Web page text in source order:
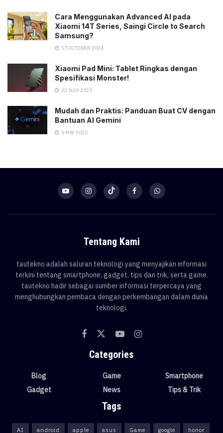
Cara Menggunakan Advanced AI pada
Xiaomi 14T Series, Saingi Circle to Search
Samsung?
17 OCTOBER 2024
Xiaomi Pad Mini: Tablet Ringkas dengan
Spesifikasi Monster!
22 JULY 2025
Mudah dan Praktis: Panduan Buat CV dengan
Bantuan AI Gemini
5 MAY 2025
Tentang Kami
tautekno adalah saluran teknologi yang menyajikan informasi
terkini tentang smartphone, gadget, tips dan trik, serta game.
tautekno hadir sebagai sumber informasi terpercaya yang
menghubungkan pembaca dengan perkembangan dalam dunia
teknologi.
Categories
Blog
Gadget
Game
News
Smartphone
Tips & Trik
Tags
AI android apple asus Game google honor